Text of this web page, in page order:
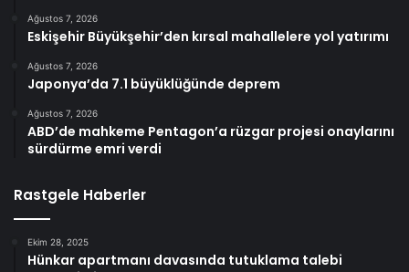
Ağustos 7, 2026
Eskişehir Büyükşehir’den kırsal mahallelere yol yatırımı
Ağustos 7, 2026
Japonya’da 7.1 büyüklüğünde deprem
Ağustos 7, 2026
ABD’de mahkeme Pentagon’a rüzgar projesi onaylarını
sürdürme emri verdi
Rastgele Haberler
Ekim 28, 2025
Hünkar apartmanı davasında tutuklama talebi